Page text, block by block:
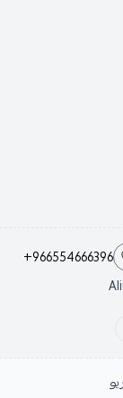
+966554666396